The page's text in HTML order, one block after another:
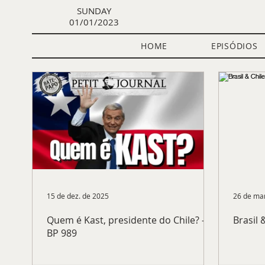
SUNDAY
01/01/2023
Política Internacional
Quem somos Aula Gratuita
Quem é Kast, presidente do Chile? -
BP 989
15 de dez. de 2025
Brasil
26 de
HOME EPISÓDIOS